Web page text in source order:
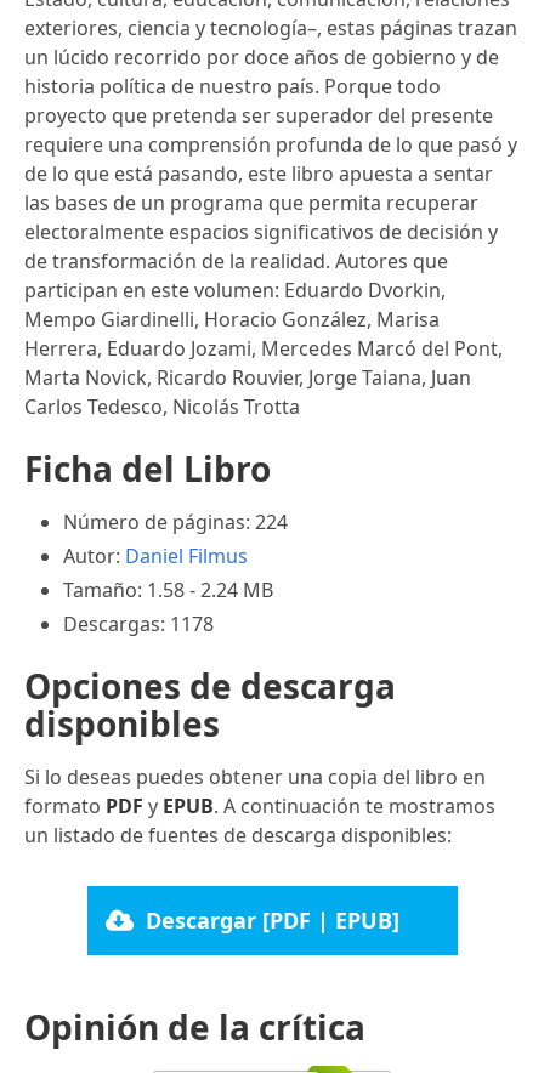
exteriores, ciencia y tecnología–, estas páginas trazan
un lúcido recorrido por doce años de gobierno y de
historia política de nuestro país. Porque todo
proyecto que pretenda ser superador del presente
requiere una comprensión profunda de lo que pasó y
de lo que está pasando, este libro apuesta a sentar
las bases de un programa que permita recuperar
electoralmente espacios significativos de decisión y
de transformación de la realidad. Autores que
participan en este volumen: Eduardo Dvorkin,
Mempo Giardinelli, Horacio González, Marisa
Herrera, Eduardo Jozami, Mercedes Marcó del Pont,
Marta Novick, Ricardo Rouvier, Jorge Taiana, Juan
Carlos Tedesco, Nicolás Trotta
Ficha del Libro
Número de páginas: 224
Autor: Daniel Filmus
Tamaño: 1.58 - 2.24 MB
Descargas: 1178
Opciones de descarga
disponibles
Si lo deseas puedes obtener una copia del libro en
formato PDF y EPUB. A continuación te mostramos
un listado de fuentes de descarga disponibles:
Descargar [PDF | EPUB]
Opinión de la crítica